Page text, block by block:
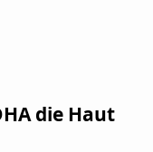
die Haut